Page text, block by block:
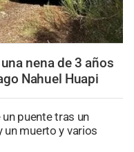
nena de 3 años
Nahuel Huapi
puente tras un
un muerto y varios